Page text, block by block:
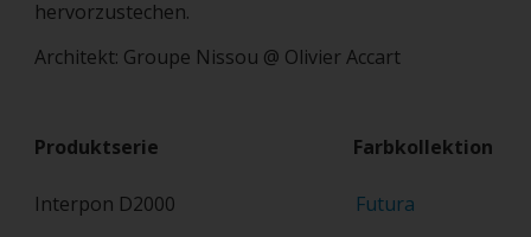
hervorzustechen.
Architekt: Groupe Nissou @ Olivier Accart
Produktserie Farbkollektion
Interpon D2000 Futura